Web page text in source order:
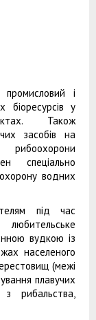
і
у
Також
засобів на
спеціально
водних
під час
вудкою із
населеного
(межі
плавучих
з рибальства,